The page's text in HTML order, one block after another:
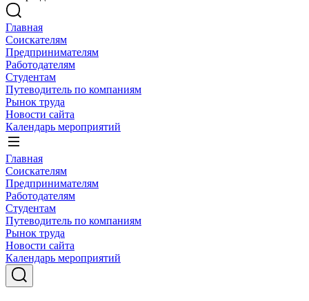
Главная
Соискателям
Предпринимателям
Работодателям
Студентам
Путеводитель по компаниям
Рынок труда
Новости сайта
Календарь мероприятий
Главная
Соискателям
Предпринимателям
Работодателям
Студентам
Путеводитель по компаниям
Рынок труда
Новости сайта
Календарь мероприятий